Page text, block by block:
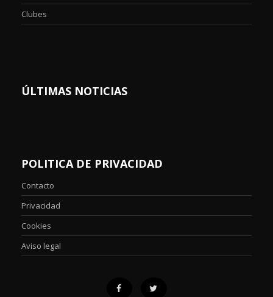
Clubes
ÚLTIMAS NOTICIAS
POLITICA DE PRIVACIDAD
Contacto
Privacidad
Cookies
Aviso legal